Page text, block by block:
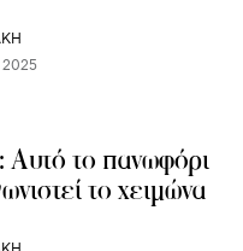
το πανωφόρι
το χειμώνα